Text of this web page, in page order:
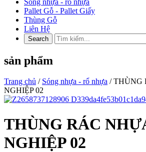
Pallet Gỗ - Pallet Giấy
Thùng Gỗ
Liên Hệ
sản phẩm
Trang chủ / Sóng nhựa - rổ nhựa / THÙNG
NGHIỆP 02
THÙNG RÁC
NGHIỆP 02